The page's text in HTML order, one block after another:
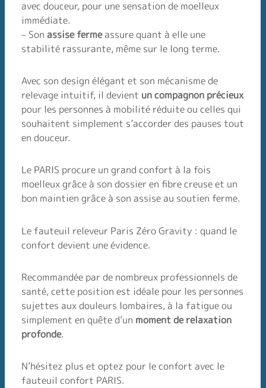
avec douceur, pour une sensation de moelleux
immédiate.
– Son assise fermeassure quant à elle une
stabilité rassurante, même sur le long terme.
Avec son design élégant et son mécanisme de
relevage intuitif, il devient un compagnon précieux
pour les personnes à mobilité réduite ou celles qui
souhaitent simplement s’accorder des pauses tout
en douceur.
Le PARIS procure un grand confort à la fois
moelleux grâce à son dossier en fibre creuse et un
bon maintien grâce à son assise au soutien ferme.
Le fauteuil releveur Paris Zéro Gravity : quand le
confort devient une évidence.
Recommandée par de nombreux professionnels de
santé, cette position est idéale pour les personnes
sujettes aux douleurs lombaires, à la fatigue ou
simplement en quête d’un moment de relaxation
profonde.
N’hésitez plus et optez pour le confort avec le
fauteuil confort PARIS.